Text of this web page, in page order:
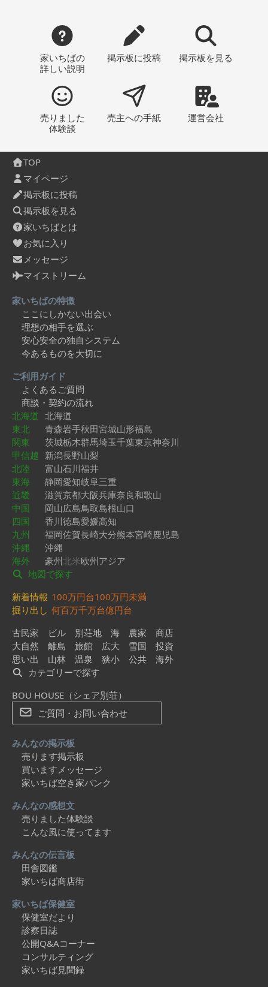
家いちばの
詳しい説明
掲示板に投稿 掲示板 を見る
売りました
体験談
売主への手紙 運営会社
TOP
マイページ
掲示板に投稿
掲示板を見る
家いちばとは
お気に入り
メッセージ
マイストリーム
家いちばの特徴
ここにしかない出会い
理想の相手を選ぶ
安心安全の独自システム
今あるものを大切に
ご利用ガイド
よくあるご質問
商談・契約の流れ
北海道 北海道
東北
青森岩手秋田宮城山形福島
関東
茨城栃木群馬埼玉千葉東京神奈川
甲信越 新潟長野山梨
北陸
富山石川福井
東海
静岡愛知岐阜三重
近畿
滋賀京都大阪兵庫奈良和歌山
中国
岡山広島鳥取島根山口
四国
香川徳島愛媛高知
九州
福岡佐賀長崎大分熊本宮崎鹿児島
沖縄
沖縄
海外
豪州北米欧州アジア
地図で探す
新着情報 100万円台100万円未満
掘り出し 何百万千万台億円台
古民家
ビル 別荘地 海 農家
商店
大自然
離島 旅館 広大 雪国
投資
思い出
山林 温泉 狭小 公共
海外
カテゴリーで探す
BOU HOUSE（シェア別荘）
ご質問・お問い合わせ
みんなの掲示板
売ります掲示板
買いますメッセージ
家いちば空き家バンク
みんなの感想文
売りました体験談
こんな風に使ってます
みんなの伝言板
田舎図鑑
家いちば商店街
家いちば保健室
保健室だより
診察日誌
公開Q&Aコーナー
コンサルティング
家いちば見聞録